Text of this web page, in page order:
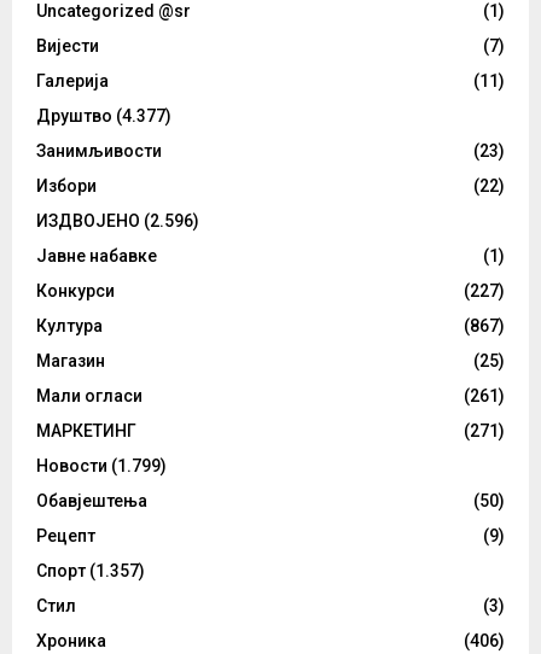
Uncategorized @sr
(1)
Вијести
(7)
Галерија
(11)
Друштво (4.377)
Занимљивости
(23)
Избори
(22)
ИЗДВОЈЕНО (2.596)
Јавне набавке
(1)
Конкурси
(227)
Култура
(867)
Магазин
(25)
Мали огласи
(261)
МАРКЕТИНГ
(271)
Новости (1.799)
Обавјештења
(50)
Рецепт
(9)
Спорт (1.357)
Стил
(3)
Хроника
(406)